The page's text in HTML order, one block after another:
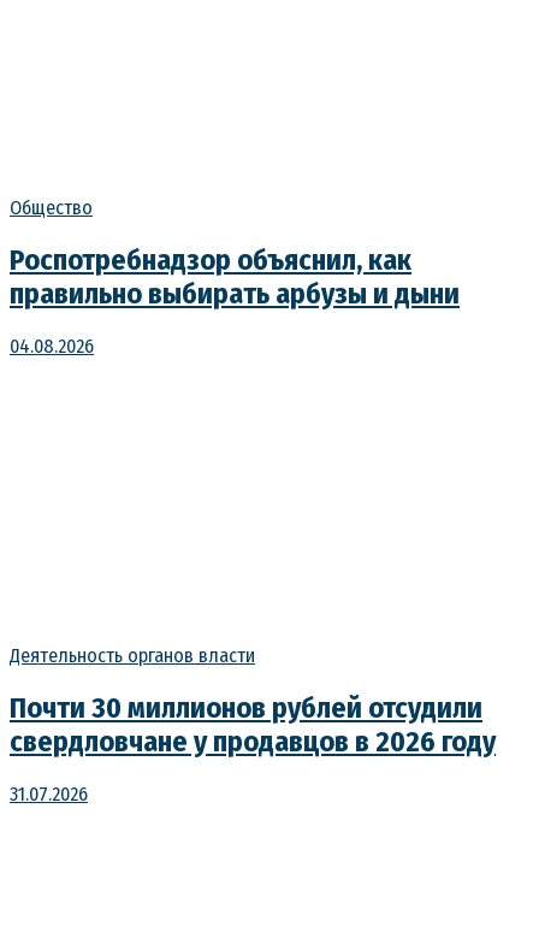
Общество
Роспотребнадзор объяснил, как
правильно выбирать арбузы и дыни
04.08.2026
Деятельность органов власти
Почти 30 миллионов рублей отсудили
свердловчане у продавцов в 2026 году
31.07.2026